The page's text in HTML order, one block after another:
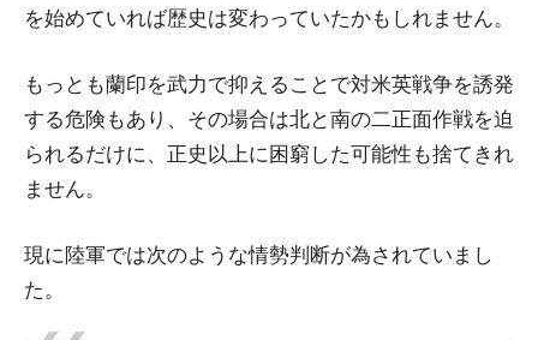
を始めていれば歴史は変わっていたかもしれません。
もっとも蘭印を武力で抑えることで対米英戦争を誘発
する危険もあり、その場合は北と南の二正面作戦を迫
られるだけに、正史以上に困窮した可能性も捨てきれ
ません。
現に陸軍では次のような情勢判断が為されていまし
た。